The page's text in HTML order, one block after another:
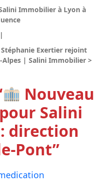
Immobilier à Lyon à
|
Exertier rejoint
Alpes | Salini Immobilier >
Nouveau
Salini
direction
Pont”